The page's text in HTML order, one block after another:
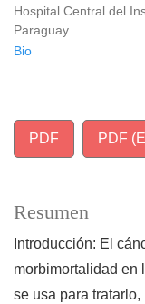
Hospital Central del
Paraguay
Bio
PDF PDF
Resumen
Introducción: El
morbimortalidad en
se usa para